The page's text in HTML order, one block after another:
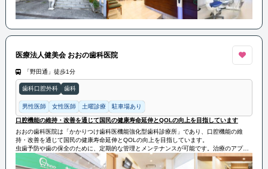
医療法人健美会 おおの歯科医院
「野田通」徒歩1分
歯科口腔外科 歯科
男性医師 女性医師 土曜診療 駐車場あり
口腔機能の維持・改善を通じて国民の健康寿命延伸とQOLの向上を目指しています
おおの歯科医院は「かかりつけ歯科医機能強化型歯科診療所」であり、口腔機能の維
持・改善を通じて国民の健康寿命延伸とQOLの向上を目指しています。
虫歯予防や歯の保全のために、定期的な管理とメンテナンスが可能です。治療のアプロ
ーチは「歯科医師 対 患者」ではなく、「歯科医師 対 疾患」または「疾患 対 患者」の
視点で患者さまの疾患に対する最善の治療方法を検討し、治療方針は患者さまの要望や